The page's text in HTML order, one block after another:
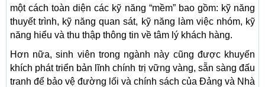
một cách toàn diện các kỹ năng “mềm” bao gồm: kỹ năng
thuyết trình, kỹ năng quan sát, kỹ năng làm việc nhóm, kỹ
năng hiểu và thu thập thông tin về tâm lý khách hàng.
Hơn nữa, sinh viên trong ngành này cũng được khuyến
khích phát triển bản lĩnh chính trị vững vàng, sẵn sàng đấu
tranh để bảo vệ đường lối và chính sách của Đảng và Nhà